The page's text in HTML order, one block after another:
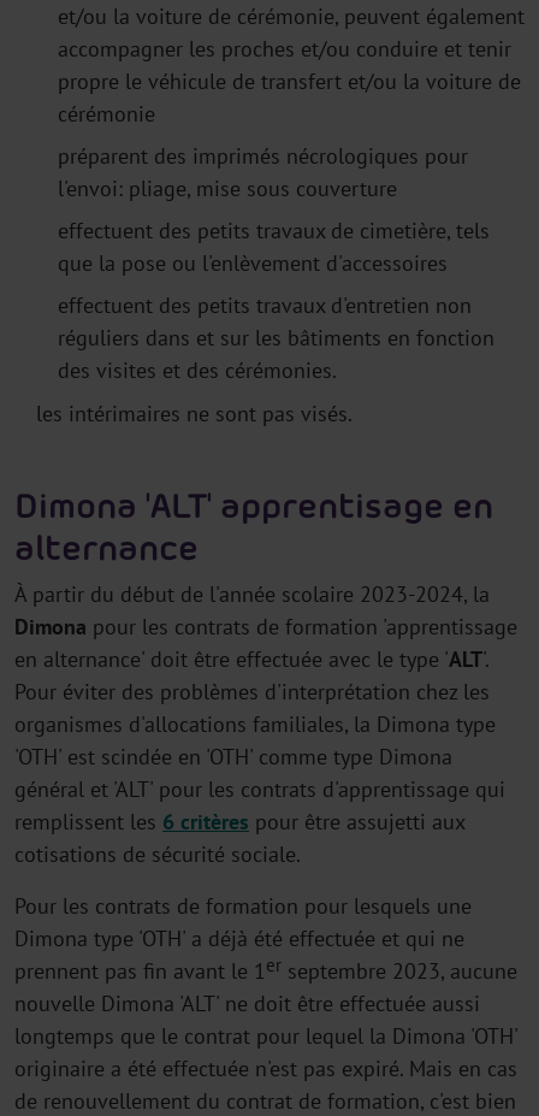
et/ou la voiture de cérémonie, peuvent également
accompagner les proches et/ou conduire et tenir
propre le véhicule de transfert et/ou la voiture de
cérémonie
préparent des imprimés nécrologiques pour
l'envoi: pliage, mise sous couverture
effectuent des petits travaux de cimetière, tels
que la pose ou l'enlèvement d'accessoires
effectuent des petits travaux d'entretien non
réguliers dans et sur les bâtiments en fonction
des visites et des cérémonies.
les intérimaires ne sont pas visés.
Dimona 'ALT' apprentisage en
alternance
À partir du début de l'année scolaire 2023-2024, la
Dimona pour les contrats de formation 'apprentissage
en alternance' doit être effectuée avec le type 'ALT'.
Pour éviter des problèmes d'interprétation chez les
organismes d'allocations familiales, la Dimona type
'OTH' est scindée en 'OTH' comme type Dimona
général et 'ALT' pour les contrats d'apprentissage qui
remplissent les 6 critères pour être assujetti aux
cotisations de sécurité sociale.
Pour les contrats de formation pour lesquels une
Dimona type 'OTH' a déjà été effectuée et qui ne
prennent pas fin avant le 1er septembre 2023, aucune
nouvelle Dimona 'ALT' ne doit être effectuée aussi
longtemps que le contrat pour lequel la Dimona 'OTH'
originaire a été effectuée n'est pas expiré. Mais en cas
de renouvellement du contrat de formation, c'est bien